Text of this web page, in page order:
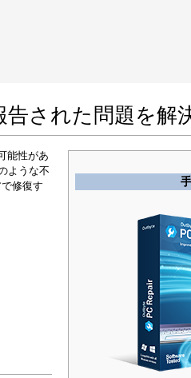
告された問題を解
能性があ
ような不
修復す